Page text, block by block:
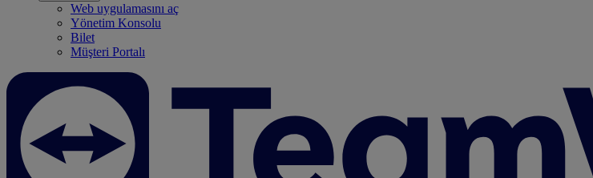
Web uygulamasını aç
Yönetim Konsolu
Bilet
Müşteri Portalı